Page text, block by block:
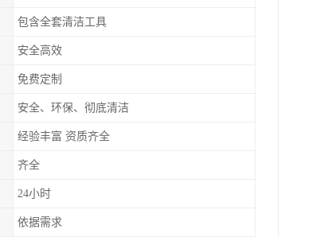
包含全套清洁工具
安全高效
免费定制
安全、环保、彻底清洁
经验丰富 资质齐全
齐全
24小时
依据需求